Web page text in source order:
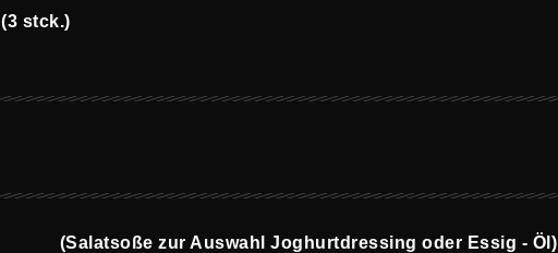
(3 stck.)
(Salatsoße zur Auswahl Joghurtdressing oder Essig - Öl)